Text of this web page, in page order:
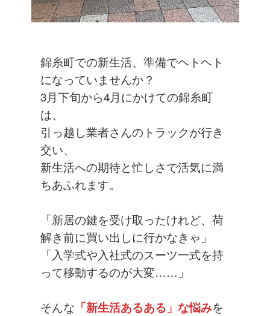
錦糸町での新生活、準備でヘトヘト
になっていませんか？
3月下旬から4月にかけての錦糸町
は、
引っ越し業者さんのトラックが行き
交い、
新生活への期待と忙しさで活気に満
ちあふれます。
「新居の鍵を受け取ったけれど、荷
解き前に買い出しに行かなきゃ」
「入学式や入社式のスーツ一式を持
って移動するのが大変……」
そんな 「新生活あるある」な悩みを